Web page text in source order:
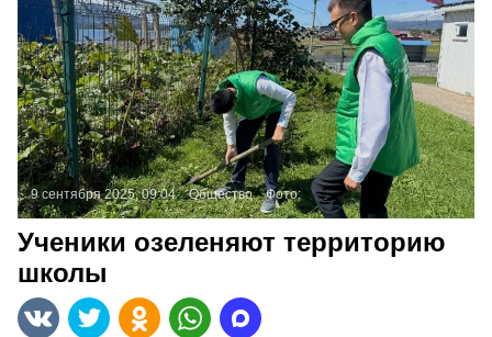
9 сентября 2025, 09:04 Общество Фото:
Ученики озеленяют территорию
школы